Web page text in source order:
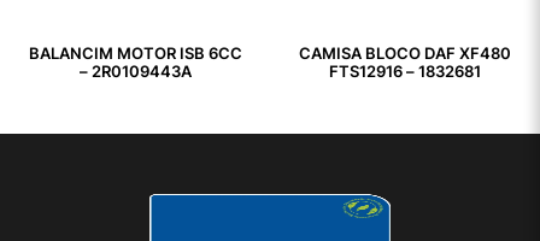
BALANCIM MOTOR ISB 6CC
– 2R0109443A
CAMISA BLOCO DAF XF480
FTS12916 – 1832681